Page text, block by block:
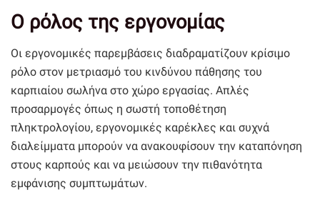
Ο ρόλος της εργονομίας
Οι εργονομικές παρεμβάσεις διαδραματίζουν κρίσιμο
ρόλο στον μετριασμό του κινδύνου πάθησης του
καρπιαίου σωλήνα στο χώρο εργασίας. Απλές
προσαρμογές όπως η σωστή τοποθέτηση
πληκτρολογίου, εργονομικές καρέκλες και συχνά
διαλείμματα μπορούν να ανακουφίσουν την καταπόνηση
στους καρπούς και να μειώσουν την πιθανότητα
εμφάνισης συμπτωμάτων.